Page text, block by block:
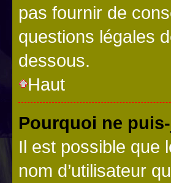
pas fournir de
questions légales
dessous.
Haut
Pourquoi ne
Il est possible que
nom d’utilisateur